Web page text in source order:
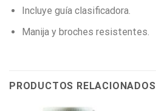
Incluye guía clasificadora.
Manija y broches resistentes.
PRODUCTOS RELACIONADOS